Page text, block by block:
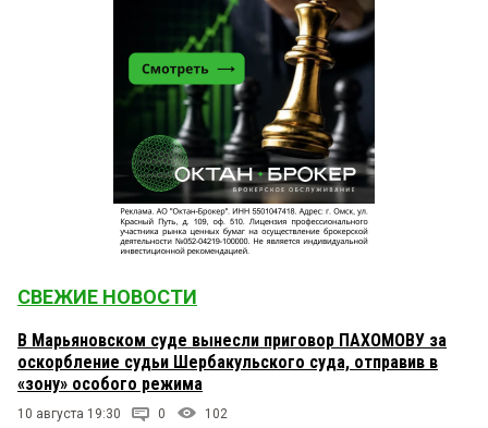
СВЕЖИЕ НОВОСТИ
В Марьяновском суде вынесли приговор ПАХОМОВУ за
оскорбление судьи Шербакульского суда, отправив в
«зону» особого режима
10 августа 19:30 0 102